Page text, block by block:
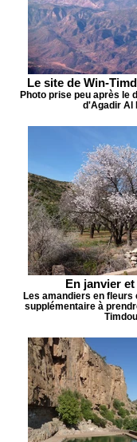
Le site de Win-
Photo prise peu après le
d'Agadir Al
En janvier
Les amandiers en fleurs
supplémentaire à